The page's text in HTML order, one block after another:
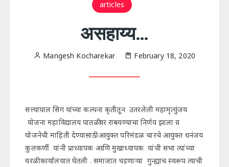
articles
असहाय्य…
Mangesh Kocharekar February 18, 2020
सत्त्यापाल सिग यांच्या कल्पना कृतीतून उतरलेली महामृत्युंजय
योजना महाविद्यालय पातळीवर राबवण्याचा निर्णय झाला य़
योजनेची माहिती देण्यासाठी आयुक्त परिमंडळ चारचे आयुक्त धनंजय
कुलकर्णी यांनी प्राध्यापक आणि मुखाध्यापक यांची सभा त्यांच्या
वरळी कार्यालयात घेतली . समाजात घडणाऱ्या गुन्ह्याच स्वरूप त्याची